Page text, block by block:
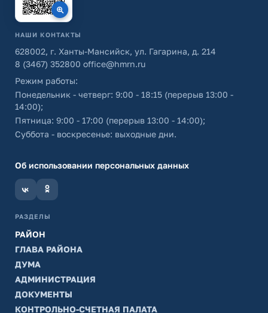
НАШИ КОНТАКТЫ
628002, г. Ханты-Мансийск, ул. Гагарина, д. 214
8 (3467) 352800 office@hmrn.ru
Режим работы:
Понедельник - четверг: 9:00 - 18:15 (перерыв 13:00 -
14:00);
Пятница: 9:00 - 17:00 (перерыв 13:00 - 14:00);
Суббота - воскресенье: выходные дни.
Об использовании персональных данных
РАЗДЕЛЫ
РАЙОН
ГЛАВА РАЙОНА
ДУМА
АДМИНИСТРАЦИЯ
ДОКУМЕНТЫ
КОНТРОЛЬНО-СЧЕТНАЯ ПАЛАТА